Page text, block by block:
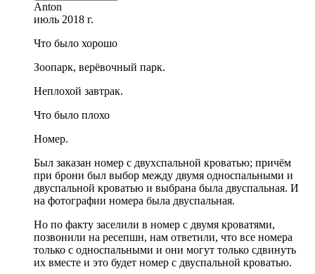
Anton
июль 2018 г.
Что было хорошо
Зоопарк, верёвочный парк.
Неплохой завтрак.
Что было плохо
Номер.
Был заказан номер с двухспальной кроватью; причём
при брони был выбор между двумя односпальными и
двуспальной кроватью и выбрана была двуспальная. И
на фотографии номера была двуспальная.
Но по факту заселили в номер с двумя кроватями,
позвонили на ресепшн, нам ответили, что все номера
только с односпальными и они могут только сдвинуть
их вместе и это будет номер с двуспальной кроватью.